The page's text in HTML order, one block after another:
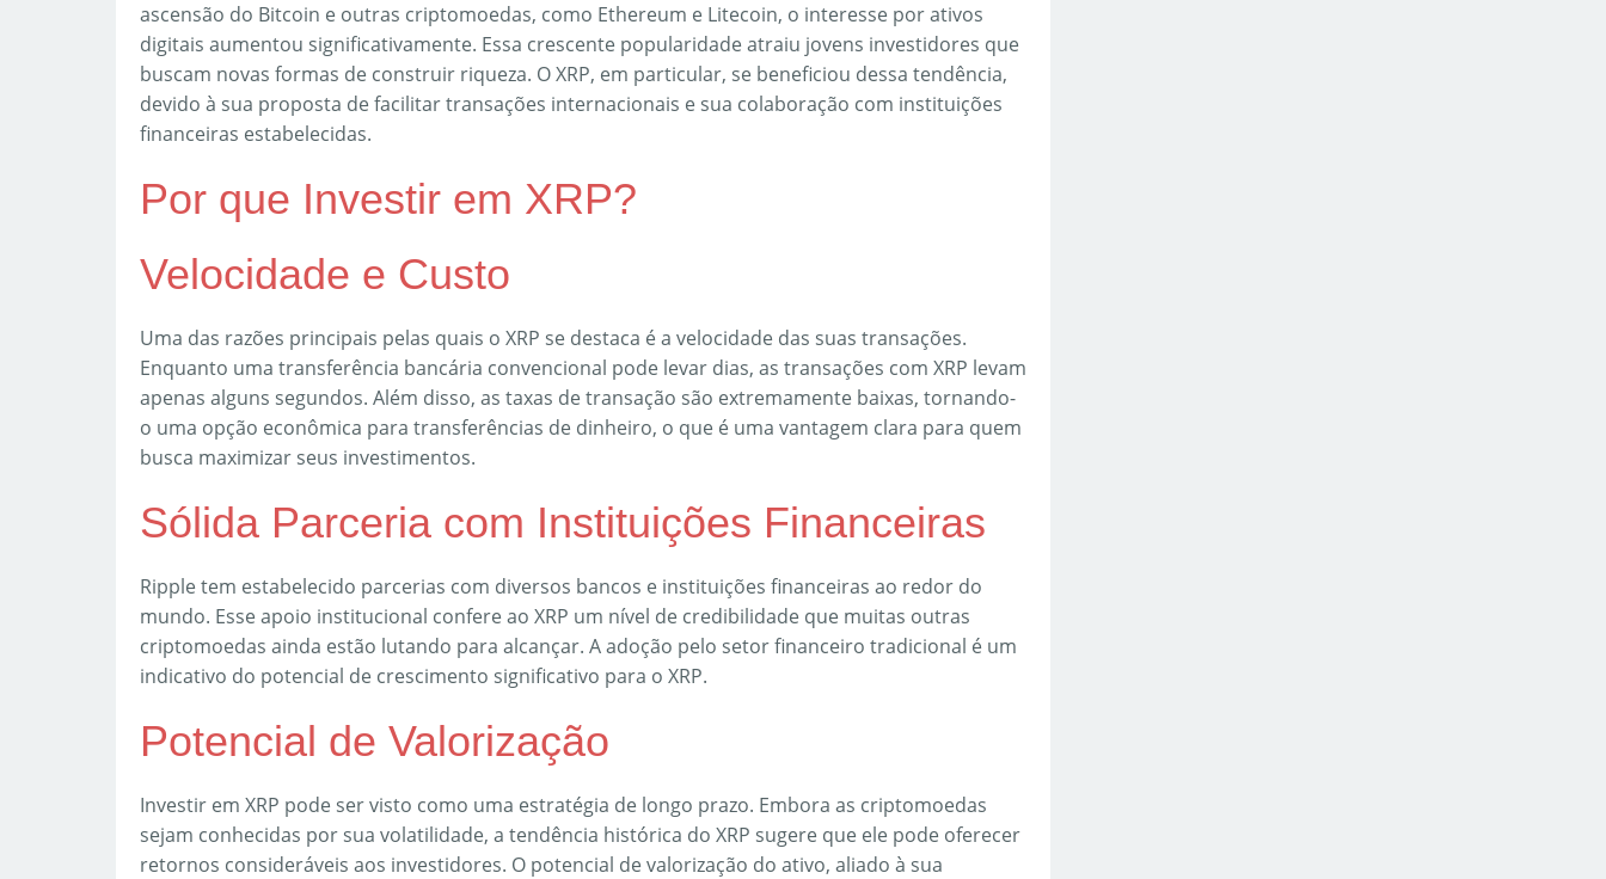
ascensão do Bitcoin e outras criptomoedas, como Ethereum e Litecoin, o interesse por ativos
digitais aumentou significativamente. Essa crescente popularidade atraiu jovens investidores que
buscam novas formas de construir riqueza. O XRP, em particular, se beneficiou dessa tendência,
devido à sua proposta de facilitar transações internacionais e sua colaboração com instituições
financeiras estabelecidas.
Por que Investir em XRP?
Velocidade e Custo
Uma das razões principais pelas quais o XRP se destaca é a velocidade das suas transações.
Enquanto uma transferência bancária convencional pode levar dias, as transações com XRP levam
apenas alguns segundos. Além disso, as taxas de transação são extremamente baixas, tornando-
o uma opção econômica para transferências de dinheiro, o que é uma vantagem clara para quem
busca maximizar seus investimentos.
Sólida Parceria com Instituições Financeiras
Ripple tem estabelecido parcerias com diversos bancos e instituições financeiras ao redor do
mundo. Esse apoio institucional confere ao XRP um nível de credibilidade que muitas outras
criptomoedas ainda estão lutando para alcançar. A adoção pelo setor financeiro tradicional é um
indicativo do potencial de crescimento significativo para o XRP.
Potencial de Valorização
Investir em XRP pode ser visto como uma estratégia de longo prazo. Embora as criptomoedas
sejam conhecidas por sua volatilidade, a tendência histórica do XRP sugere que ele pode oferecer
retornos consideráveis aos investidores. O potencial de valorização do ativo, aliado à sua